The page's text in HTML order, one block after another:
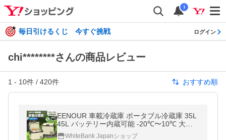
i
毎日引けるくじ 今すぐ挑戦 ログイン
chi********さんの商品レビュー
1 - 10件 / 420件 おすすめ順
EENOUR 車載冷蔵庫 ポータブル冷蔵庫 35L
45L バッテリー内蔵可能 -20℃〜10℃ 大容
量 ポータブル冷凍庫 車載冷凍庫 D35 D45
WhiteBank Japanショップ